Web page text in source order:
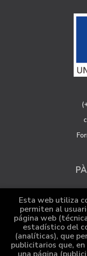
Esta web utiliza
permiten al
página web
estadístico del
(analíticas), que
publicitarios que,